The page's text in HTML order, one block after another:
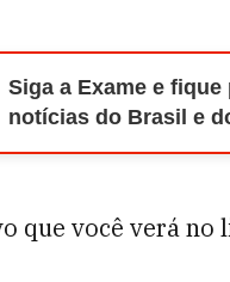
Siga a Exame e
notícias do Brasil e
que você verá no